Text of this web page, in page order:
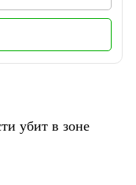
убит в зоне